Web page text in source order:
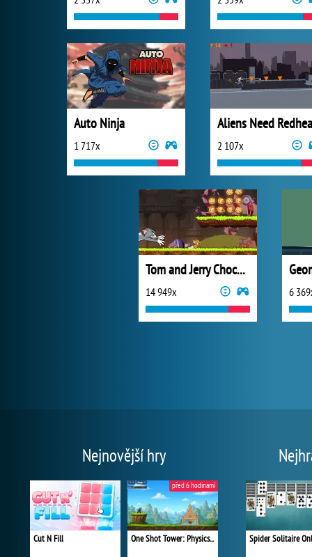
Auto Ninja
1 717x 2 107x
Tom and Jerry Chocolate Chase
14 949x 6
Nejnovější hry
Cut N Fill One Shot Tower: Physics Destroyer
před 6 hodinami
Spider Solitaire